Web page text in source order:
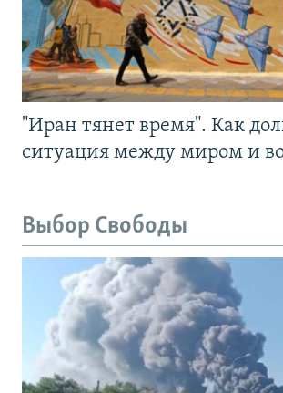
"Иран тянет время". Как
ситуация между миром и
Выбор Свободы